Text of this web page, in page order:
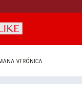
VERÓNICA